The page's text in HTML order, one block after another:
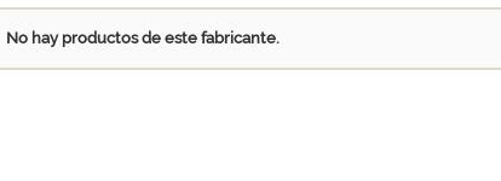
No hay productos de este fabricante.